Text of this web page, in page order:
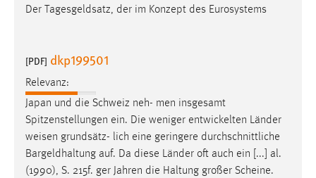
Der Tagesgeldsatz, der im Konzept des Eurosystems
[PDF] dkp199501
Relevanz:
Japan und die Schweiz neh- men insgesamt
Spitzenstellungen ein. Die weniger entwickelten Länder
weisen grundsätz- lich eine geringere durchschnittliche
Bargeldhaltung auf. Da diese Länder oft auch ein [...] al.
(1990), S. 215f. ger Jahren die Haltung großer Scheine.